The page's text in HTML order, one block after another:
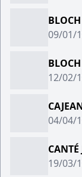
09/01/
12/02/
04/04/
19/03/